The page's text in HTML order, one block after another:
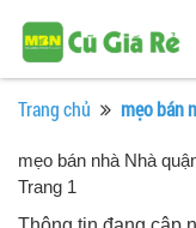
Trang chủ mẹo bán
mẹo bán nhà Nhà
Trang 1